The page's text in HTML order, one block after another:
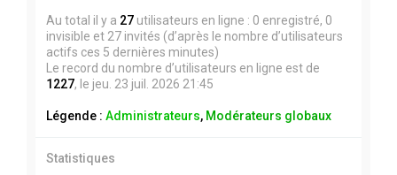
Au total il y a 27 utilisateurs en ligne : 0 enregistré, 0
invisible et 27 invités (d’après le nombre d’utilisateurs
actifs ces 5 dernières minutes)
Le record du nombre d’utilisateurs en ligne est de
1227, le jeu. 23 juil. 2026 21:45
Légende : Administrateurs, Modérateurs globaux
Statistiques